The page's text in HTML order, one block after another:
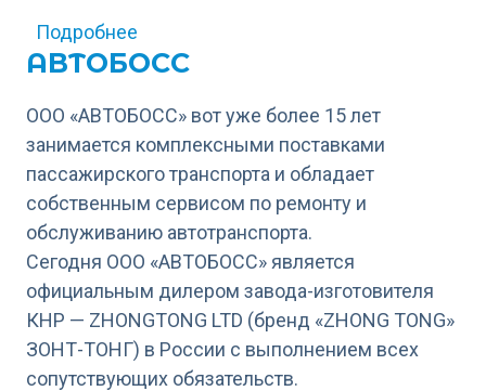
Подробнее
АВТОБОСС
ООО «АВТОБОСС» вот уже более 15 лет
занимается комплексными поставками
пассажирского транспорта и обладает
собственным сервисом по ремонту и
обслуживанию автотранспорта.
Сегодня ООО «АВТОБОСС» является
официальным дилером завода-изготовителя
КНР — ZHONGTONG LTD (бренд «ZHONG TONG»
ЗОНТ-ТОНГ) в России с выполнением всех
сопутствующих обязательств.